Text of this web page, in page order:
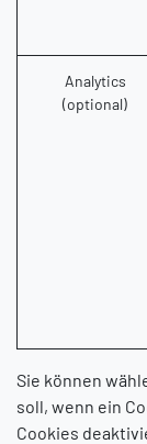
Analytics
(optional)
Sie können
soll, wenn ein
Cookies